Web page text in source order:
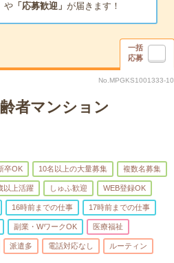
や「応募歓迎」 が届きます！
一括
応募
No.MPGKS1001333-10
者マンション
卒OK 10名以上の大量募集 複数名募集
以上活躍 しゅふ歓迎 WEB登録OK
16時前までの仕事 17時前までの仕事
副業・WワークOK 医療福祉
派遣多 電話対応なし ルーティン